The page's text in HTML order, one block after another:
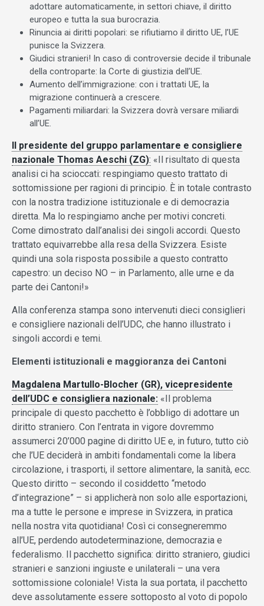
adottare automaticamente, in settori chiave, il diritto
europeo e tutta la sua burocrazia.
Rinuncia ai diritti popolari: se rifiutiamo il diritto UE, l’UE
punisce la Svizzera.
Giudici stranieri! In caso di controversie decide il tribunale
della controparte: la Corte di giustizia dell’UE.
Aumento dell’immigrazione: con i trattati UE, la
migrazione continuerà a crescere.
Pagamenti miliardari: la Svizzera dovrà versare miliardi
all’UE.
Il presidente del gruppo parlamentare e consigliere
nazionale Thomas Aeschi (ZG): «Il risultato di questa
analisi ci ha scioccati: respingiamo questo trattato di
sottomissione per ragioni di principio. È in totale contrasto
con la nostra tradizione istituzionale e di democrazia
diretta. Ma lo respingiamo anche per motivi concreti.
Come dimostrato dall’analisi dei singoli accordi. Questo
trattato equivarrebbe alla resa della Svizzera. Esiste
quindi una sola risposta possibile a questo contratto
capestro: un deciso NO – in Parlamento, alle urne e da
parte dei Cantoni!»
Alla conferenza stampa sono intervenuti dieci consiglieri
e consigliere nazionali dell’UDC, che hanno illustrato i
singoli accordi e temi.
Elementi istituzionali e maggioranza dei Cantoni
Magdalena Martullo-Blocher (GR), vicepresidente
dell’UDC e consigliera nazionale: «Il problema
principale di questo pacchetto è l’obbligo di adottare un
diritto straniero. Con l’entrata in vigore dovremmo
assumerci 20’000 pagine di diritto UE e, in futuro, tutto ciò
che l’UE deciderà in ambiti fondamentali come la libera
circolazione, i trasporti, il settore alimentare, la sanità, ecc.
Questo diritto – secondo il cosiddetto “metodo
d’integrazione” – si applicherà non solo alle esportazioni,
ma a tutte le persone e imprese in Svizzera, in pratica
nella nostra vita quotidiana! Così ci consegneremmo
all’UE, perdendo autodeterminazione, democrazia e
federalismo. Il pacchetto significa: diritto straniero, giudici
stranieri e sanzioni ingiuste e unilaterali – una vera
sottomissione coloniale! Vista la sua portata, il pacchetto
deve assolutamente essere sottoposto al voto di popolo